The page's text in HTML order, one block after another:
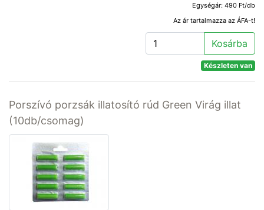
Egységár: 490 Ft/db
Az ár tartalmazza az ÁFA-t!
Kosárba
Készleten van
Porszívó porzsák illatosító rúd Green Virág illat
(10db/csomag)